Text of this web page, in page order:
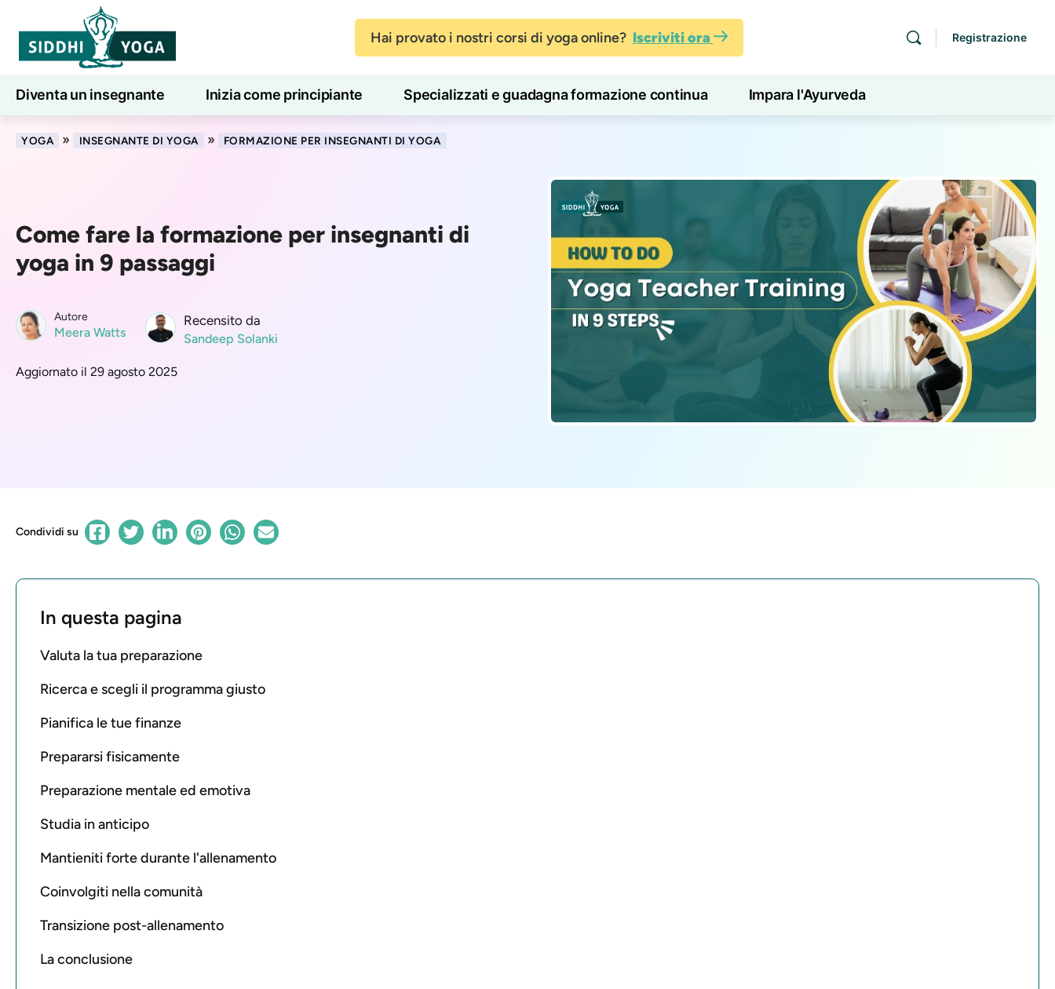
Hai provato i nostri corsi di yoga online? Iscriviti ora Registrazione
Diventa un insegnante Inizia come principiante Specializzati e guadagna formazione continua Impara l'Ayurveda
Lezioni di yoga online 7 giorni di benessere Blog Imparare
YOGA » INSEGNANTE DI YOGA » FORMAZIONE PER INSEGNANTI DI YOGA
Come fare la formazione per insegnanti di
yoga in 9 passaggi
Autore
Meera Watts
Recensito da
Sandeep Solanki
Aggiornato il 29 agosto 2025
Condividi su
In questa pagina
Valuta la tua preparazione
Ricerca e scegli il programma giusto
Pianifica le tue finanze
Prepararsi fisicamente
Preparazione mentale ed emotiva
Studia in anticipo
Mantieniti forte durante l'allenamento
Coinvolgiti nella comunità
Transizione post-allenamento
La conclusione